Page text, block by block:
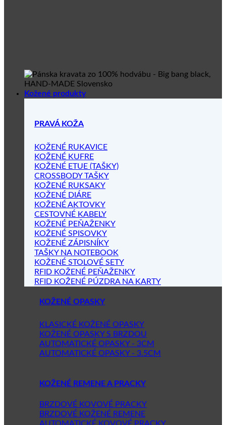
Kožené produkty
PRAVÁ KOŽA
KOŽENÉ RUKAVICE
KOŽENÉ KUFRE
KOŽENÉ ETUE (TAŠKY)
CROSSBODY TAŠKY
KOŽENÉ RUKSAKY
KOŽENÉ DIÁRE
KOŽENÉ AKTOVKY
CESTOVNÉ KABELY
KOŽENÉ PEŇAŽENKY
KOŽENÉ SPISOVKY
KOŽENÉ ZÁPISNÍKY
TAŠKY NA NOTEBOOK
KOŽENÉ STOLOVÉ SETY
RFID KOŽENÉ PEŇAŽENKY
RFID KOŽENÉ PÚZDRA NA KARTY
KOŽENÉ OPASKY
KLASICKÉ KOŽENÉ OPASKY
KOŽENÉ OPASKY S BRZDOU
AUTOMATICKÉ OPASKY - 3CM
AUTOMATICKÉ OPASKY - 3.5CM
KOŽENÉ REMENE A PRACKY
BRZDOVÉ KOVOVÉ PRACKY
BRZDOVÉ KOŽENÉ REMENE
AUTOMATICKÉ KOVOVÉ PRACKY